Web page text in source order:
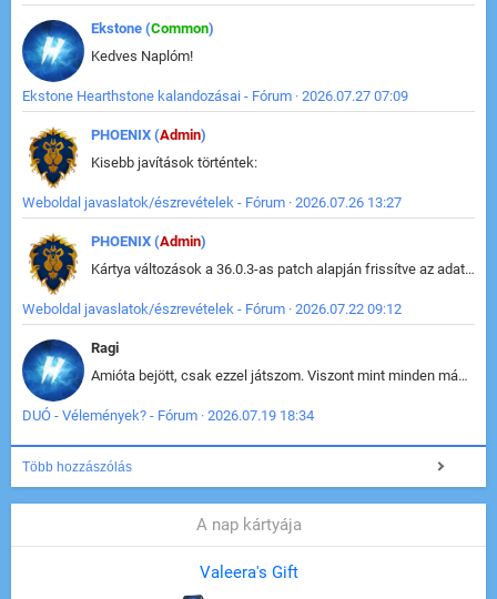
Ekstone (Common)
Kedves Naplóm!
Ekstone Hearthstone kalandozásai - Fórum · 2026.07.27 07:09
PHOENIX (Admin)
Kisebb javítások történtek:
Weboldal javaslatok/észrevételek - Fórum · 2026.07.26 13:27
PHOENIX (Admin)
Kártya változások a 36.0.3-as patch alapján frissítve az adatbázisban (képek is cserélve).
Weboldal javaslatok/észrevételek - Fórum · 2026.07.22 09:12
Ragi
Amióta bejött, csak ezzel játszom. Viszont mint minden más - akár az alapjáték is, ez is baromira összetett lett. Néha már pár kör után is esélytelen az egész. Vagy irreállisan túltápol valaki, vagy lelép a partner, vagy csak hülye mint a segg. És amikor eljönne az én időm, na akkor jön el mindenki másé is. Engem jobban érdekelne, hogy ki milyen ratingen szokott játszani. Na ez lenne egy érdekes adat.
DUÓ - Vélemények? - Fórum · 2026.07.19 18:34
Több hozzászólás
A nap kártyája
Valeera's Gift